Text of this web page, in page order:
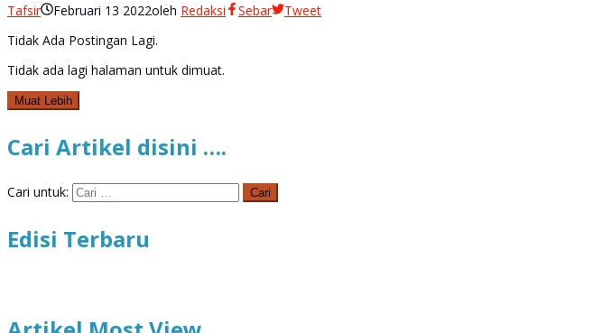
Tafsir
Februari 13 2022oleh Redaksi Sebar
Tweet
Tidak Ada Postingan Lagi.
Tidak ada lagi halaman untuk dimuat.
Muat Lebih
Cari Artikel disini ….
Cari untuk:
Edisi Terbaru